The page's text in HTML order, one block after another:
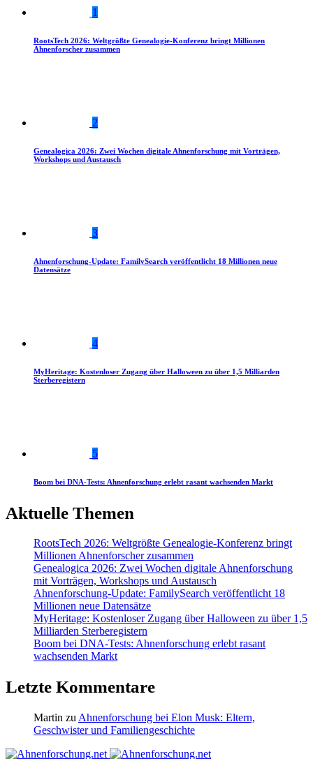
1
RootsTech 2026: Weltgrößte Genealogie-Konferenz bringt Millionen
Ahnenforscher zusammen
2
Genealogica 2026: Zwei Wochen digitale Ahnenforschung mit Vorträgen,
Workshops und Austausch
3
Ahnenforschung-Update: FamilySearch veröffentlicht 18 Millionen neue
Datensätze
4
MyHeritage: Kostenloser Zugang über Halloween zu über 1,5 Milliarden
Sterberegistern
5
Boom bei DNA-Tests: Ahnenforschung erlebt rasant wachsenden Markt
Aktuelle Themen
RootsTech 2026: Weltgrößte Genealogie-Konferenz bringt
Millionen Ahnenforscher zusammen
Genealogica 2026: Zwei Wochen digitale Ahnenforschung
mit Vorträgen, Workshops und Austausch
Ahnenforschung-Update: FamilySearch veröffentlicht 18
Millionen neue Datensätze
MyHeritage: Kostenloser Zugang über Halloween zu über 1,5
Milliarden Sterberegistern
Boom bei DNA-Tests: Ahnenforschung erlebt rasant
wachsenden Markt
Letzte Kommentare
Martin zu Ahnenforschung bei Elon Musk: Eltern,
Geschwister und Familiengeschichte